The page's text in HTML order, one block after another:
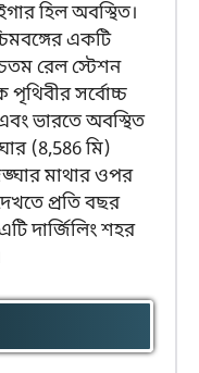
হিল অবস্থিত।
একটি
রেল স্টেশন
পৃথিবীর সর্বোচ্চ
ভারতে অবস্থিত
(8,586 মি)
মাথার ওপর
প্রতি বছর
দার্জিলিং শহর